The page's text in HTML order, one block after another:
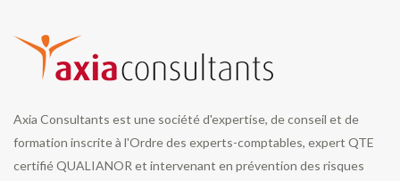
Axia Consultants est une société d'expertise, de conseil et de
formation inscrite à l'Ordre des experts-comptables, expert QTE
certifié QUALIANOR et intervenant en prévention des risques